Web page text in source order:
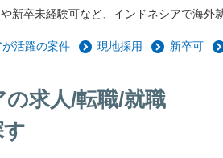
新卒未経験可など、インドネシアで海外
が活躍の案件 現地採用 新卒可
求人/転職/就職